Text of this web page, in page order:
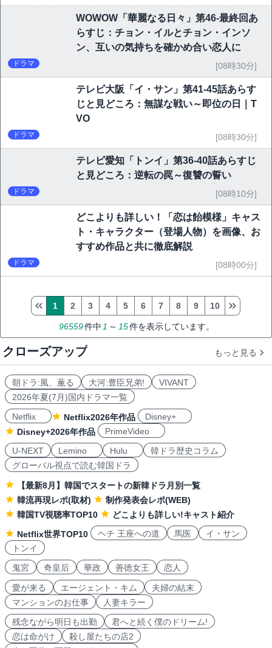
WOWOW「華麗なる日々」第46-最終回あ
らすじ：チョン・イルとチョン・インソ
ン、互いの気持ちを確かめ合い恋人に
ドラマ [08時30分]
テレビ大阪「イ・サン」第41-45話あらす
じと見どころ：無謀な戦い～即位の日｜T
VO
ドラマ [08時30分]
テレビ愛知「トンイ」第36-40話あらすじ
と見どころ：逆転の罠～復讐の誓い
ドラマ [08時10分]
どこよりも詳しい！「恋は飴模様」キャス
ト・キャラクター（登場人物）を画像、お
すすめ作品と共に徹底解説
ドラマ [08時00分]
96559件中 1 ～ 15件を表示しています。
1 2 3 4 5 6 7 8 9 10
クローズアップ もっと見る
朝ドラ:風、薫る 大河:豊臣兄弟!
VIVANT
2026年夏(7月)国内ドラマ一覧
Netflix
Netflix2026年作品
Disney+
Disney+2026年作品
PrimeVideo
U-NEXT
Lemino Hulu
韓ドラ歴史コラム
グローバル視点で読む韓国ドラ
【最新8月】韓国でスタートの新韓ドラ月別一覧
韓流再現レポ(取材)
制作発表会レポ(WEB)
韓国TV視聴率TOP10
どこよりも詳しい!キャスト紹介
Netflix世界TOP10
ヘチ 王座への道 馬医
イ・サン
トンイ
鬼宮
奇皇后 華政 善徳女王 恋人
愛が来る エージェント・キム
夫婦の結末
マンションのお仕事
人妻キラー
残念ながら明日も出勤
君へと続く僕のドリーム!
恋は命がけ
殺し屋たちの店2